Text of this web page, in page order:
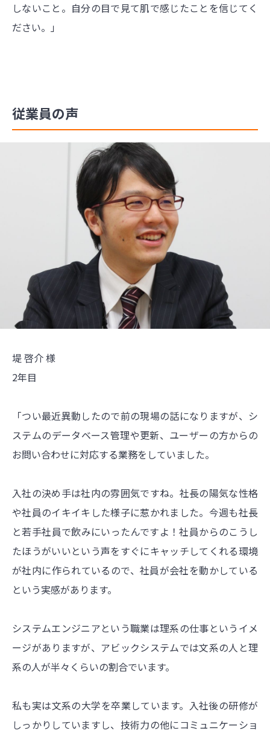
しないこと。自分の目で見て肌で感じたことを信じてく
ださい。」
従業員の声
堤 啓介 様
2年目
「つい最近異動したので前の現場の話になりますが、シ
ステムのデータベース管理や更新、ユーザーの方からの
お問い合わせに対応する業務をしていました。
入社の決め手は社内の雰囲気ですね。社長の陽気な性格
や社員のイキイキした様子に惹かれました。今週も社長
と若手社員で飲みにいったんですよ！社員からのこうし
たほうがいいという声をすぐにキャッチしてくれる環境
が社内に作られているので、社員が会社を動かしている
という実感があります。
システムエンジニアという職業は理系の仕事というイメ
ージがありますが、アビックシステムでは文系の人と理
系の人が半々くらいの割合でいます。
私も実は文系の大学を卒業しています。入社後の研修が
しっかりしていますし、技術力の他にコミュニケーショ